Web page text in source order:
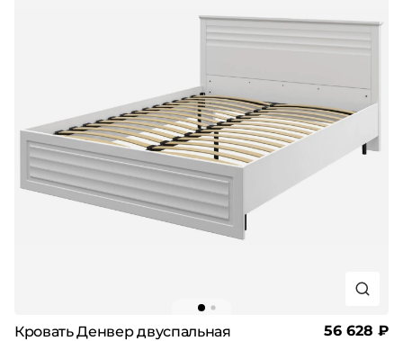
Кровать Денвер двуспальная 56 628 ₽